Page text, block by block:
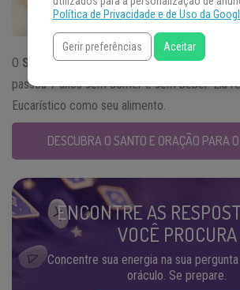
O Santo do Dia14 de abril é representado por
passou 7 anos sem comer e sem beber. Ela
Eucarístico como seu alimento.
DESCUBRA O SANTO E ORAÇÃO PARA
ENCONTRE AS
VOCÊ PROCURA
Concentre sua energia na sua
oráculo. Se prepare.
Política de Privacidade e de Uso da
Gerir preferências Aceitar